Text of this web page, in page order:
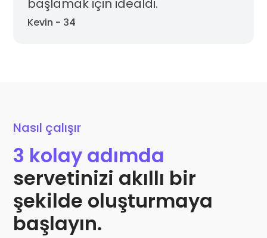
başlamak için idealdi.
Kevin - 34
Nasıl çalışır
3 kolay adımda
servetinizi akıllı bir
şekilde oluşturmaya
başlayın.